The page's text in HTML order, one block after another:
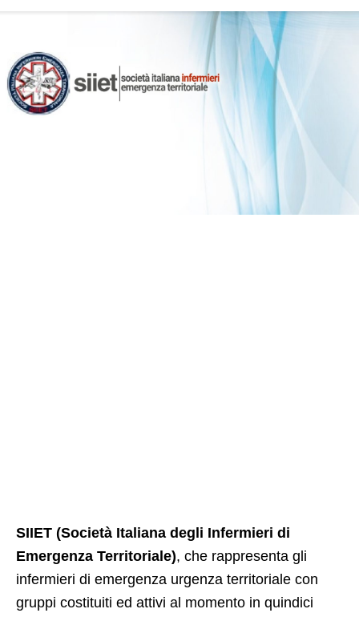
SIIET (Società Italiana degli Infermieri di
Emergenza Territoriale), che rappresenta gli
infermieri di emergenza urgenza territoriale con
gruppi costituiti ed attivi al momento in quindici